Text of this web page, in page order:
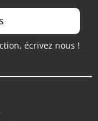
écrivez nous !